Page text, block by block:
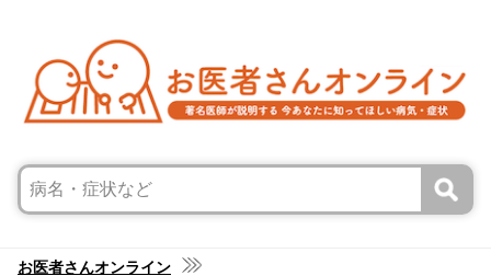
お医者さんオンライン